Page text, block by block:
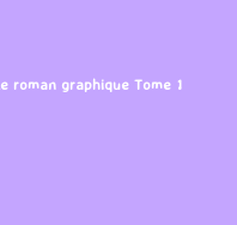
roman graphique Tome 1